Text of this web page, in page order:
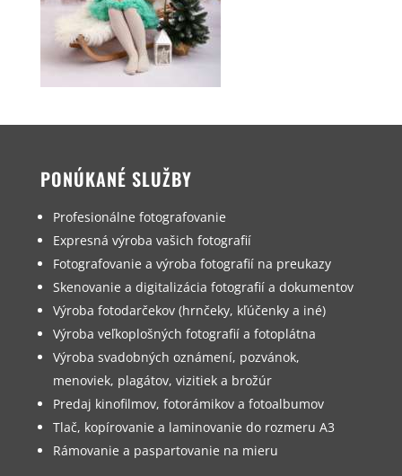
PONÚKANÉ SLUŽBY
Profesionálne fotografovanie
Expresná výroba vašich fotografií
Fotografovanie a výroba fotografií na preukazy
Skenovanie a digitalizácia fotografií a dokumentov
Výroba fotodarčekov (hrnčeky, kľúčenky a iné)
Výroba veľkoplošných fotografií a fotoplátna
Výroba svadobných oznámení, pozvánok,
menoviek, plagátov, vizitiek a brožúr
Predaj kinofilmov, fotorámikov a fotoalbumov
Tlač, kopírovanie a laminovanie do rozmeru A3
Rámovanie a paspartovanie na mieru